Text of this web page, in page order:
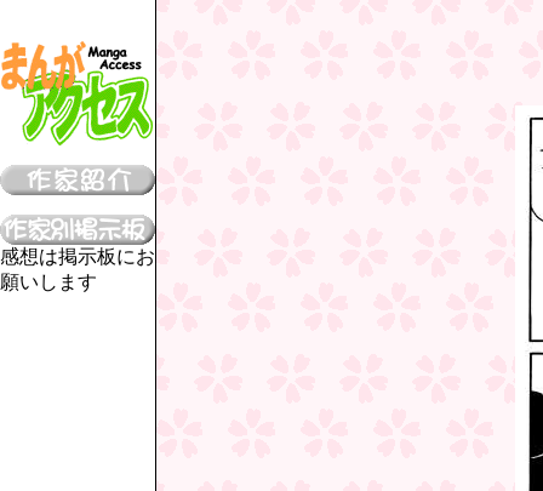
感想は掲示板にお
願いします